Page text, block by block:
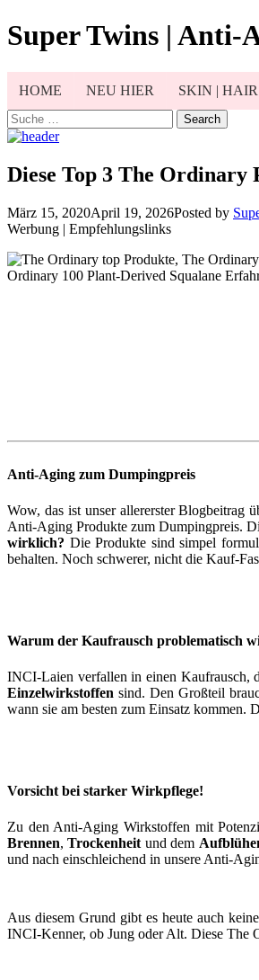
Skip
to
Super Twins | Anti-
HOME NEU HIER SKIN |
Search
for:
Diese Top 3 The Ordinary
März 15, 2020April 19, 2026Posted by
Werbung | Empfehlungslinks
Anti-Aging zum Dumpingpreis
Wow, das ist unser allererster Blogbeitrag
Anti-Aging Produkte zum Dumpingpreis.
wirklich? Die Produkte sind simpel
behalten. Noch schwerer, nicht die Kauf-
Warum der Kaufrausch problematisch
INCI-Laien verfallen in einen Kaufrausch,
Einzelwirkstoffen sind. Den Großteil
wann sie am besten zum Einsatz kommen.
Vorsicht bei starker Wirkpflege!
Zu den Anti-Aging Wirkstoffen mit
Brennen,Trockenheit und dem
und nach einschleichend in unsere Anti-
Aus diesem Grund gibt es heute auch
INCI-Kenner, ob Jung oder Alt. Diese The